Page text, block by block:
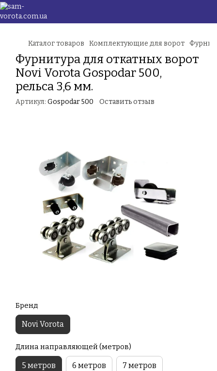
Каталог товаров Комплектующие для ворот
Фурнитура для откатных ворот
Novi Vorota Gospodar 500,
рельса 3,6 мм.
Артикул: Gospodar 500 Оставить отзыв
Бренд
Novi Vorota
Длина направляющей (метров)
5 метров 6 метров 7 метров